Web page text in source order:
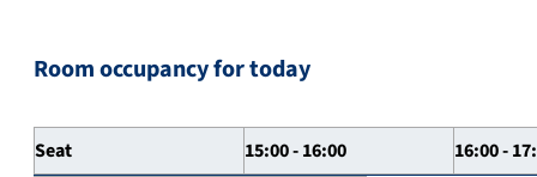
Room occupancy for today
Seat 15:00 - 16:00 16:00 -